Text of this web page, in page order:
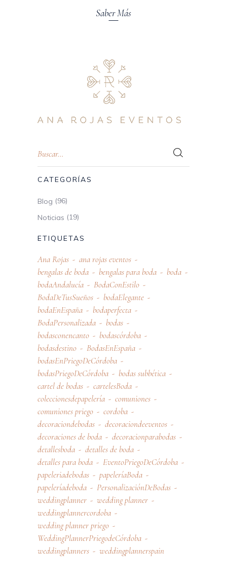
Saber Más
CATEGORÍAS
Blog (96)
Noticias (19)
ETIQUETAS
Ana Rojas
ana rojas eventos
bengalas de boda
bengalas para boda
boda
bodaAndalucía
BodaConEstilo
BodaDeTusSueños
bodaElegante
bodaEnEspaña
bodaperfecta
BodaPersonalizada
bodas
bodasconencanto
bodascórdoba
bodasdestino
BodasEnEspaña
bodasEnPriegoDeCórdoba
bodasPriegoDeCórdoba
bodas subbética
cartel de bodas
cartelesBoda
coleccionesdepapelería
comuniones
comuniones priego
cordoba
decoraciondebodas
decoraciondeeventos
decoraciones de boda
decoracionparabodas
detallesboda
detalles de boda
detalles para boda
EventoPriegoDeCórdoba
papeleriadebodas
papeleríaBoda
papeleríadeboda
PersonalizaciónDeBodas
weddingplanner
wedding planner
weddingplannercordoba
wedding planner priego
WeddingPlannerPriegodeCórdoba
weddingplanners
weddingplannerspain